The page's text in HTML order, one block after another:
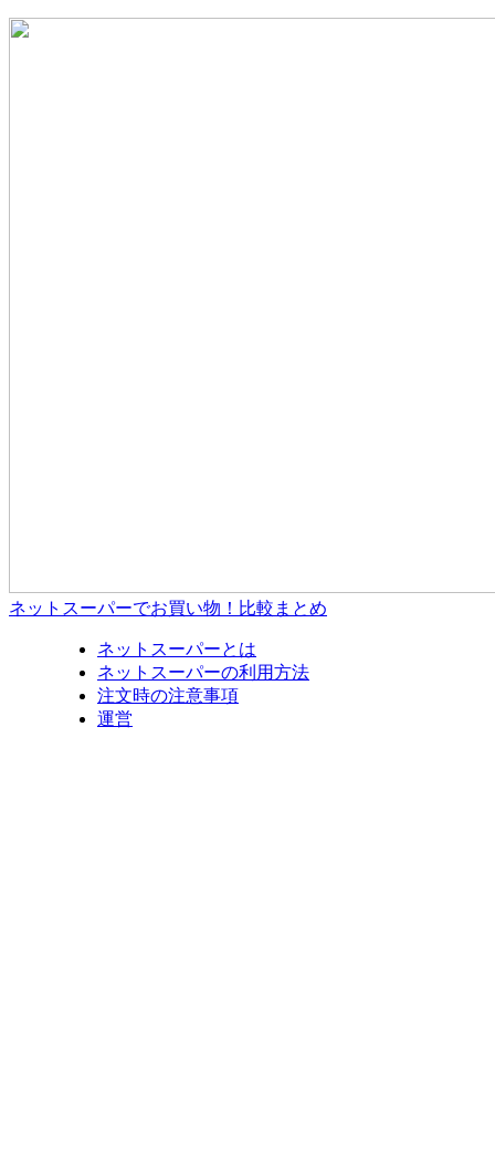
ネットスーパーでお買い物！比較まとめ
ネットスーパーとは
ネットスーパーの利用方法
注文時の注意事項
運営